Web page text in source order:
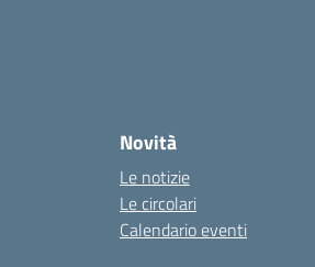
Novità
Le notizie
Le circolari
Calendario eventi